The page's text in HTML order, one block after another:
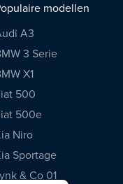
modellen
A3
3 Serie
X1
500
500e
Niro
Sportage
& Co 01